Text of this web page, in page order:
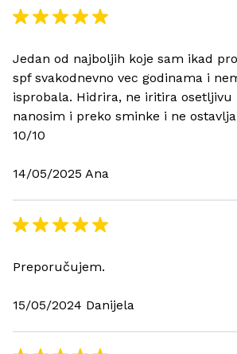
Jedan od najboljih koje sam ikad
spf svakodnevno vec godinama i
isprobala. Hidrira, ne iritira osetljivu
nanosim i preko sminke i ne
10/10
14/05/2025 Ana
Preporučujem.
15/05/2024 Danijela